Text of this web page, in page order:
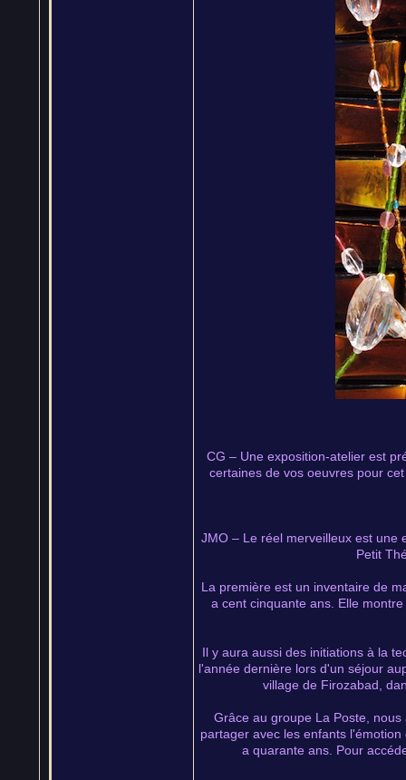
CG – Une exposition-atelier est
certaines de vos oeuvres pour
JMO – Le réel merveilleux est une
Petit
La première est un inventaire de
a cent cinquante ans. Elle
Il y aura aussi des initiations à la
l'année dernière lors d'un séjour
village de Firozabad,
Grâce au groupe La Poste,
partager avec les enfants
a quarante ans. Pour